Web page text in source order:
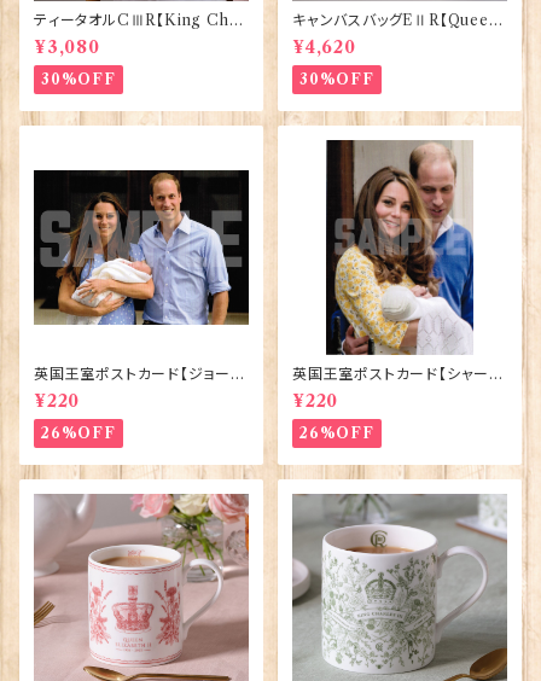
ティータオルCⅢR【King Char
lesⅢ Coronation】Victoria
Eggs 50129
¥3,080
30%OFF
キャンバスバッグEⅡR【Queen
ElizabethⅡ Commemorativ
e】Victoria Eggs 90332
¥4,620
30%OFF
英国王室ポストカード【ジョージ
王子ご誕生】Pageantry Post
card 90183-JEF100
¥220
26%OFF
英国王室ポストカード【シャーロ
ット王女2】Pageantry Postca
rd 90183-JEF202
¥220
26%OFF